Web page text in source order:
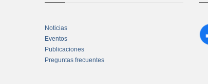
Noticias
Eventos
Publicaciones
Preguntas frecuentes